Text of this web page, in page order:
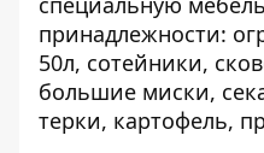
принадлежности:
50л, сотейники,
большие миски,
терки, картофель,